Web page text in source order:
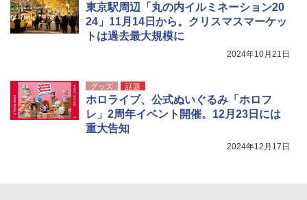
東京駅周辺「丸の内イルミネーション20
24」11月14日から。クリスマスマーケッ
トは過去最大規模に
2024年10月21日
グッズ 話題
ホロライブ、公式ぬいぐるみ「ホロフ
レ」2周年イベント開催。12月23日には
重大告知
2024年12月17日